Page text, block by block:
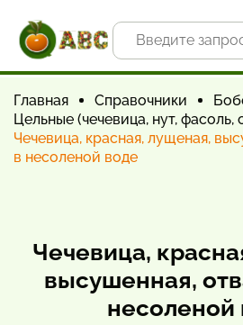
Главная Справочники
Цельные (чечевица, нут, фасоль,
Чечевица, красная, лущеная,
в несоленой воде
Чечевица,
высушенная,
несоленой